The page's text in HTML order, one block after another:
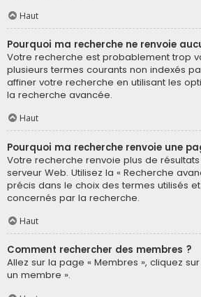
Haut
Pourquoi ma recherche ne renvoie
Votre recherche est probablement trop
plusieurs termes courants non indexés
affiner votre recherche en utilisant les
la recherche avancée.
Haut
Pourquoi ma recherche renvoie une
Votre recherche renvoie plus de
serveur Web. Utilisez la « Recherche
précis dans le choix des termes utilisés
concernés par la recherche.
Haut
Comment rechercher des membres ?
Allez sur la page « Membres », cliquez
un membre ».